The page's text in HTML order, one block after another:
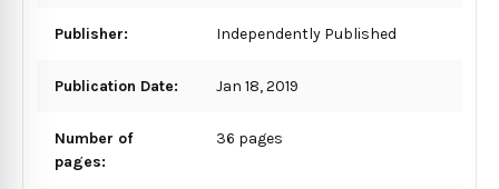
Publisher: Independently Published
Publication Date: Jan 18, 2019
Number of
pages:
36 pages